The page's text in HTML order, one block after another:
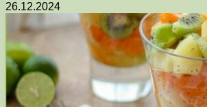
26.12.2024